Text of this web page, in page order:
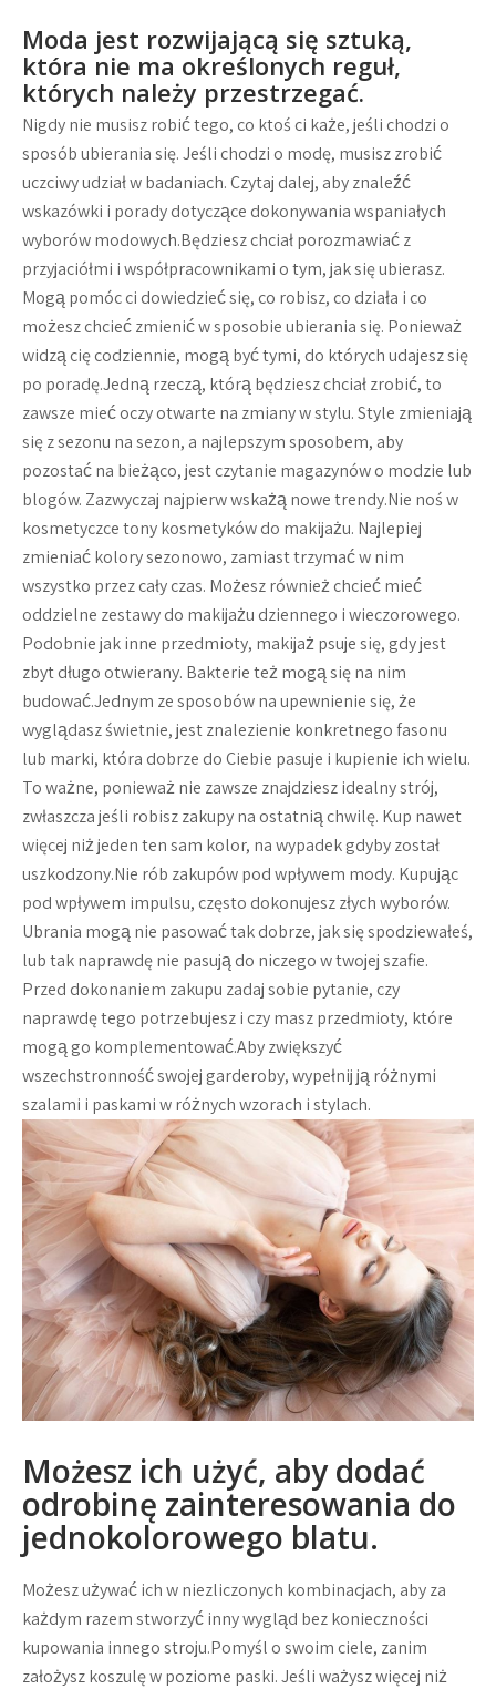
Moda jest rozwijającą się sztuką,
która nie ma określonych reguł,
których należy przestrzegać.
Nigdy nie musisz robić tego, co ktoś ci każe, jeśli chodzi o
sposób ubierania się. Jeśli chodzi o modę, musisz zrobić
uczciwy udział w badaniach. Czytaj dalej, aby znaleźć
wskazówki i porady dotyczące dokonywania wspaniałych
wyborów modowych.Będziesz chciał porozmawiać z
przyjaciółmi i współpracownikami o tym, jak się ubierasz.
Mogą pomóc ci dowiedzieć się, co robisz, co działa i co
możesz chcieć zmienić w sposobie ubierania się. Ponieważ
widzą cię codziennie, mogą być tymi, do których udajesz się
po poradę.Jedną rzeczą, którą będziesz chciał zrobić, to
zawsze mieć oczy otwarte na zmiany w stylu. Style zmieniają
się z sezonu na sezon, a najlepszym sposobem, aby
pozostać na bieżąco, jest czytanie magazynów o modzie lub
blogów. Zazwyczaj najpierw wskażą nowe trendy.Nie noś w
kosmetyczce tony kosmetyków do makijażu. Najlepiej
zmieniać kolory sezonowo, zamiast trzymać w nim
wszystko przez cały czas. Możesz również chcieć mieć
oddzielne zestawy do makijażu dziennego i wieczorowego.
Podobnie jak inne przedmioty, makijaż psuje się, gdy jest
zbyt długo otwierany. Bakterie też mogą się na nim
budować.Jednym ze sposobów na upewnienie się, że
wyglądasz świetnie, jest znalezienie konkretnego fasonu
lub marki, która dobrze do Ciebie pasuje i kupienie ich wielu.
To ważne, ponieważ nie zawsze znajdziesz idealny strój,
zwłaszcza jeśli robisz zakupy na ostatnią chwilę. Kup nawet
więcej niż jeden ten sam kolor, na wypadek gdyby został
uszkodzony.Nie rób zakupów pod wpływem mody. Kupując
pod wpływem impulsu, często dokonujesz złych wyborów.
Ubrania mogą nie pasować tak dobrze, jak się spodziewałeś,
lub tak naprawdę nie pasują do niczego w twojej szafie.
Przed dokonaniem zakupu zadaj sobie pytanie, czy
naprawdę tego potrzebujesz i czy masz przedmioty, które
mogą go komplementować.Aby zwiększyć
wszechstronność swojej garderoby, wypełnij ją różnymi
szalami i paskami w różnych wzorach i stylach.
Możesz ich użyć, aby dodać
odrobinę zainteresowania do
jednokolorowego blatu.
Możesz używać ich w niezliczonych kombinacjach, aby za
każdym razem stworzyć inny wygląd bez konieczności
kupowania innego stroju.Pomyśl o swoim ciele, zanim
założysz koszulę w poziome paski. Jeśli ważysz więcej niż